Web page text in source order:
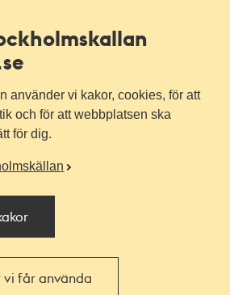
använder vi kakor, cookies, för att
och för att webbplatsen ska
för dig.
vi får använda